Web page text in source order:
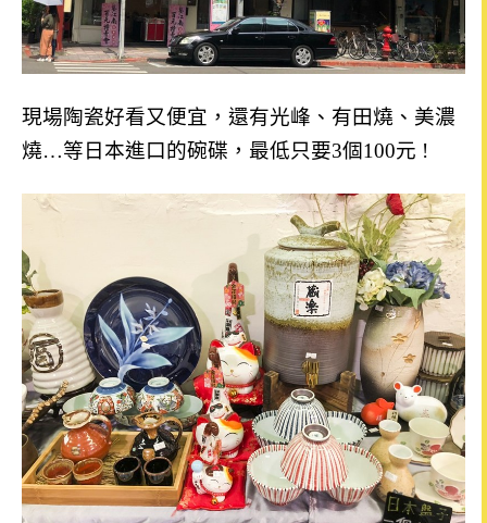
現場陶瓷好看又便宜，還有光峰、有田燒、美濃
燒…等日本進口的碗碟，最低只要3個100元 !